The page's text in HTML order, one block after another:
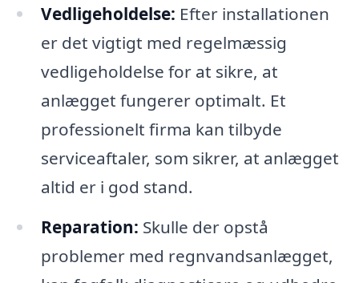
Vedligeholdelse: Efter installationen
er det vigtigt med regelmæssig
vedligeholdelse for at sikre, at
anlægget fungerer optimalt. Et
professionelt firma kan tilbyde
serviceaftaler, som sikrer, at anlægget
altid er i god stand.
Reparation: Skulle der opstå
problemer med regnvandsanlægget,